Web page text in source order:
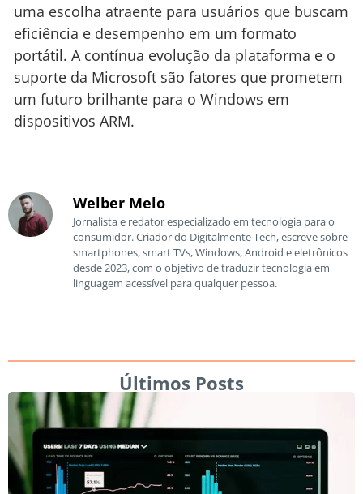
uma escolha atraente para usuários que buscam
eficiência e desempenho em um formato
portátil. A contínua evolução da plataforma e o
suporte da Microsoft são fatores que prometem
um futuro brilhante para o Windows em
dispositivos ARM.
Welber Melo
Jornalista e redator especializado em tecnologia para o
consumidor. Criador do Digitalmente Tech, escreve sobre
smartphones, smart TVs, Windows, Android e eletrônicos
desde 2023, com o objetivo de traduzir tecnologia em
linguagem acessível para qualquer pessoa.
Últimos Posts